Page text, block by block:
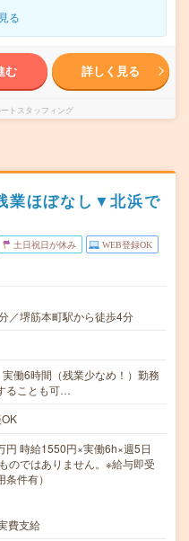
る
む 詳しく見る
トスタッフィング
業ほぼなし▼北浜で
土日祝日が休み WEB登録OK
／堺筋本町駅から徒歩4分
働6時間（残業少なめ！）勤務
ることも可…
時給1550円×実働6h×週5日
のではありません。※給与即受
件有）
費支給